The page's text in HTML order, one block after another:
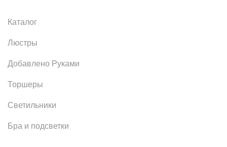
Каталог
Люстры
Добавлено Руками
Торшеры
Светильники
Бра и подсветки